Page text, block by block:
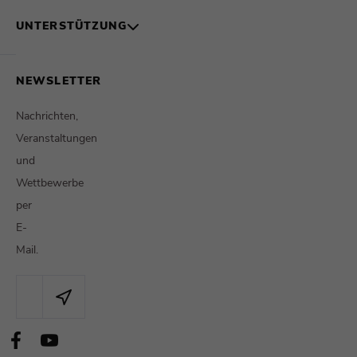
UNTERSTÜTZUNG
NEWSLETTER
Nachrichten,
Veranstaltungen
und
Wettbewerbe
per
E-
Mail.